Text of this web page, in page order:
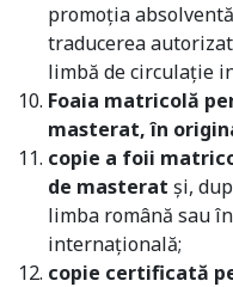
promoția
traducerea
limbă de circulație
Foaia matricolă
masterat, în
copie a foii
de masterat și,
limba română sau
internațională;
copie certificată